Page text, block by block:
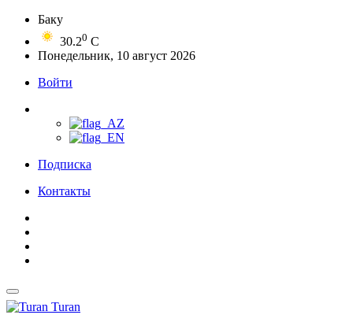
Баку
30.20 C
Понедельник, 10 август 2026
Войти
Подписка
Контакты
Turan